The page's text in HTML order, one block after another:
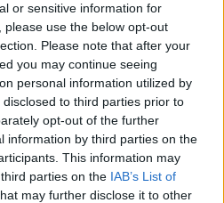
or sensitive information for
use the below opt-out
Please note that after your
you may continue seeing
personal information utilized by
to third parties prior to
opt-out of the further
information by third parties on the
This information may
parties on the IAB’s List of
may further disclose it to other